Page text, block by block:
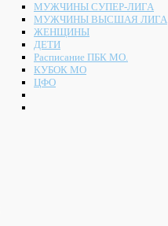
МУЖЧИНЫ СУПЕР-ЛИГА
МУЖЧИНЫ ВЫСШАЯ ЛИГА
ЖЕНЩИНЫ
ДЕТИ
Расписание ПБК МО.
КУБОК МО
ЦФО